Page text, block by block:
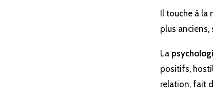
Il touche à
plus anciens,
La
positifs,
relation, fait